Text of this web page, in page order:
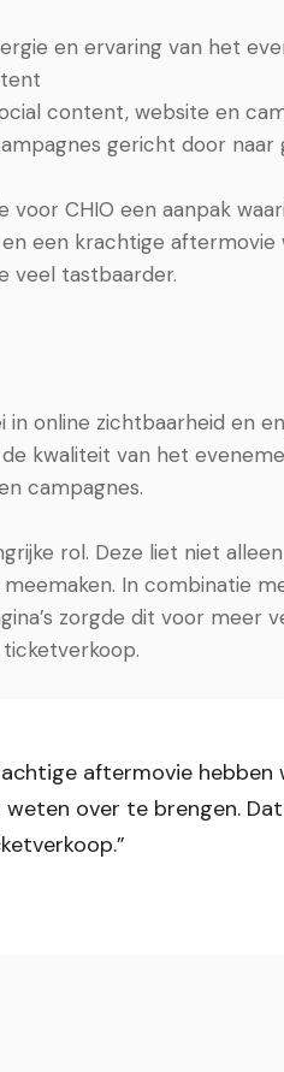
en ervaring van het
content, website en
gericht door naar
CHIO een aanpak
een krachtige aftermovie
veel tastbaarder.
online zichtbaarheid en
kwaliteit van het
campagnes.
rol. Deze liet niet alleen
In combinatie
zorgde dit voor meer
aftermovie hebben
over te brengen.